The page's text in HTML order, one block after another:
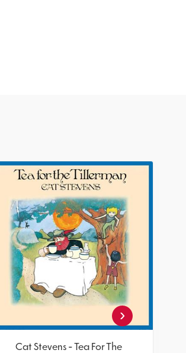
Cat Stevens - Tea For The
‹